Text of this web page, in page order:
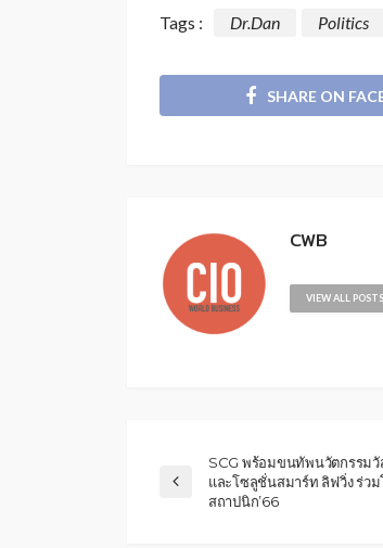
Tags : Dr.Dan Politics
SHARE ON
CWB
VIEW ALL POSTS
SCG พร้อมขนทัพนวัตกรรมวั
และโซลูชั่นสมาร์ท ลิฟวิ่ง ร่วม
สถาปนิก’66